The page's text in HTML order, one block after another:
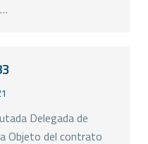
Delegada de
Objeto del contrato